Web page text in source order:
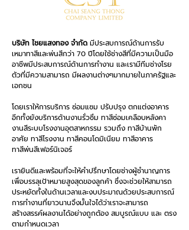
บริษัท ไชยแสงทอง จำกัด มีประสบการณ์ด้านการรับ
เหมาทาสีและพ่นสีกว่า 70 ปีโดยใช้ช่างสีที่มีความเป็นมือ
อาชีพมีประสบการณ์ด้านการทำงาน และเรามีทีมช่างโรย
ตัวที่มีความสามารถ มีผลงานต่างๆมากมายในภาครัฐและ
เอกชน
โดยเราให้การบริการ ซ่อมแซม ปรับปรุง ตกแต่งอาคาร
อีกทั้งยังบริการด้านงานรั่วซึม ทาสีซ่อมเคลือบหลังคา
งานสีระบบโรงงานอุตสาหกรรม รวมถึง ทาสีบ้านพัก
อาศัย ทาสีโรงงาน ทาสีคอนโดมิเนียม ทาสีอาคาร
ทาสีพ่นสีเฟอร์นิเจอร์
เรายินดีและพร้อมที่จะให้คำปรึกษาโดยช่างผู้ชำนาญการ
เพื่อบรรลุเป้าหมายสูงสุดของลูกค้า ซึ่งจะช่วยให้สามารถ
ประหยัดทั้งในด้านเวลาและงบประมาณด้วยประสบการณ์
การทำงานที่ยาวนานจึงมั้นใจได้ว่าเราจะสามารถ
สร้างสรรค์ผลงานได้อย่างถูกต้อง สมบูรณ์แบบ และ ตรง
ตามกำหนดเวลา